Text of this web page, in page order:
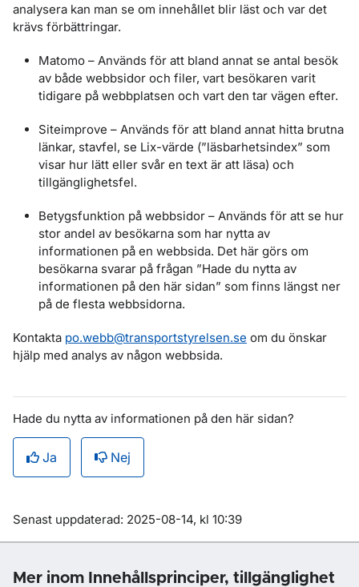
analysera kan man se om innehållet blir läst och var det
krävs förbättringar.
Matomo – Används för att bland annat se antal besök
av både webbsidor och filer, vart besökaren varit
tidigare på webbplatsen och vart den tar vägen efter.
Siteimprove – Används för att bland annat hitta brutna
länkar, stavfel, se Lix-värde (”läsbarhetsindex” som
visar hur lätt eller svår en text är att läsa) och
tillgänglighetsfel.
Betygsfunktion på webbsidor – Används för att se hur
stor andel av besökarna som har nytta av
informationen på en webbsida. Det här görs om
besökarna svarar på frågan ”Hade du nytta av
informationen på den här sidan” som finns längst ner
på de flesta webbsidorna.
Kontakta po.webb@transportstyrelsen.se om du önskar
hjälp med analys av någon webbsida.
Hade du nytta av informationen på den här sidan?
Ja Nej
Om sidan
Senast uppdaterad: 2025-08-14, kl 10:39
Mer inom Innehållsprinciper, tillgänglighet